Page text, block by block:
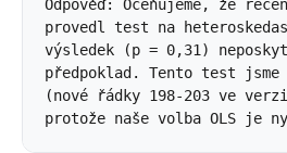
Odpověď: Oceňujeme, že
provedl test na
výsledek (p = 0,31)
předpoklad. Tento test
(nové řádky 198-203 ve